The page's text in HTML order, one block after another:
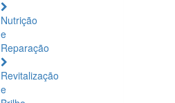
Nutrição
e
Reparação
Revitalização
e